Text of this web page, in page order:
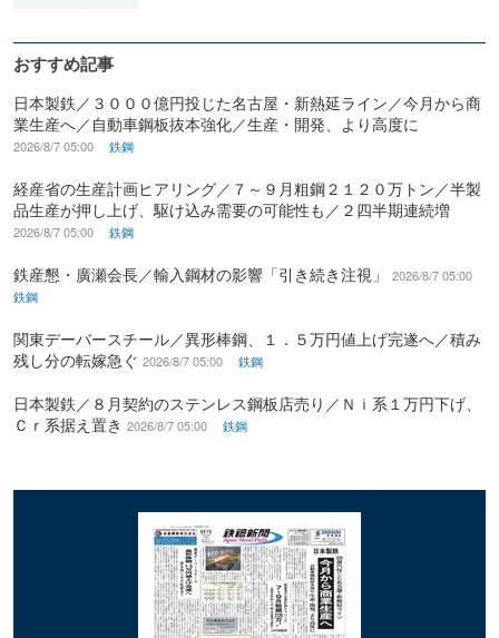
おすすめ記事
日本製鉄／３０００億円投じた名古屋・新熱延ライン／今月から商
業生産へ／自動車鋼板抜本強化／生産・開発、より高度に
2026/8/7 05:00 鉄鋼
経産省の生産計画ヒアリング／７～９月粗鋼２１２０万トン／半製
品生産が押し上げ、駆け込み需要の可能性も／２四半期連続増
2026/8/7 05:00 鉄鋼
鉄産懇・廣瀬会長／輸入鋼材の影響「引き続き注視」
2026/8/7 05:00
鉄鋼
関東デーバースチール／異形棒鋼、１．５万円値上げ完遂へ／積み
残し分の転嫁急ぐ 2026/8/7 05:00 鉄鋼
日本製鉄／８月契約のステンレス鋼板店売り／Ｎｉ系１万円下げ、
Ｃｒ系据え置き 2026/8/7 05:00 鉄鋼